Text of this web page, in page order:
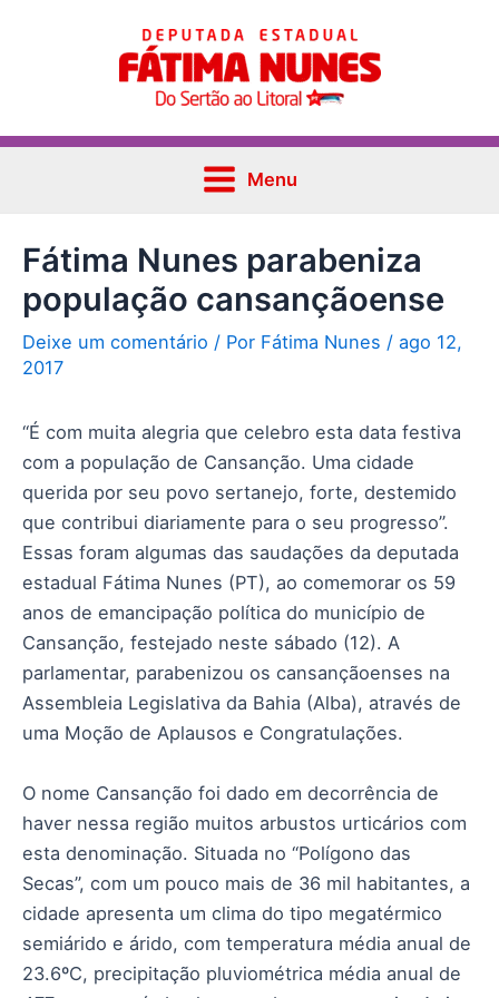
Main
Menu
Menu
Fátima Nunes parabeniza
população cansançãoense
Deixe um comentário / Por Fátima Nunes / ago 12,
2017
“É com muita alegria que celebro esta data festiva
com a população de Cansanção. Uma cidade
querida por seu povo sertanejo, forte, destemido
que contribui diariamente para o seu progresso”.
Essas foram algumas das saudações da deputada
estadual Fátima Nunes (PT), ao comemorar os 59
anos de emancipação política do município de
Cansanção, festejado neste sábado (12). A
parlamentar, parabenizou os cansançãoenses na
Assembleia Legislativa da Bahia (Alba), através de
uma Moção de Aplausos e Congratulações.
O nome Cansanção foi dado em decorrência de
haver nessa região muitos arbustos urticários com
esta denominação. Situada no “Polígono das
Secas”, com um pouco mais de 36 mil habitantes, a
cidade apresenta um clima do tipo megatérmico
semiárido e árido, com temperatura média anual de
23.6ºC, precipitação pluviométrica média anual de